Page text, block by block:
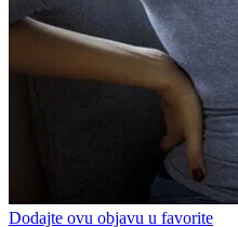
Dodajte ovu objavu u favorite